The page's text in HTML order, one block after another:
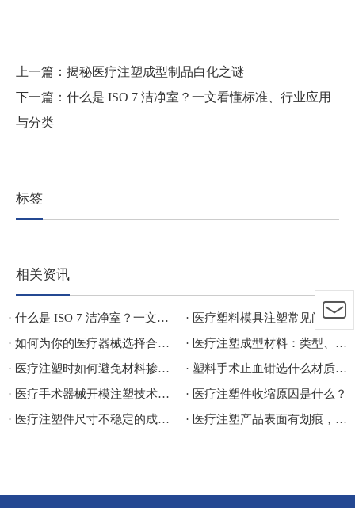
上一篇： 揭秘医疗注塑成型制品白化之谜
下一篇： 什么是 ISO 7 洁净室？一文看懂标准、行业应用
与分类
标签
相关资讯
· 什么是 ISO 7 洁净室？一文看懂标准、行业应用与分类
· 医疗塑料模具注塑常见问题
· 如何为你的医疗器械选择合规且无菌的医疗包材？
· 医疗注塑成型材料：类型、差异、行业应用及价格成本对比
· 医疗注塑时如何避免材料掺假造成损失
· 塑料手术止血钳选什么材质比较好
· 医疗手术器械开模注塑技术探讨
· 医疗注塑件收缩原因是什么？
· 医疗注塑件尺寸不稳定的成因及解决方案
· 医疗注塑产品表面有划痕，是模具问题还是脱模方式问题？